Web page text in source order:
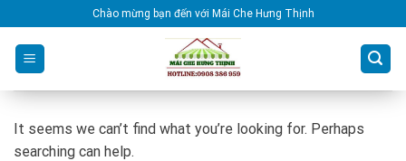
to
content
Chào mừng bạn đến với Mái Che Hưng Thịnh
It seems we can’t find what you’re looking for. Perhaps
searching can help.